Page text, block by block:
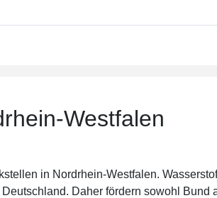
Westfalen
in Nordrhein-Westfalen.
Daher fördern sowohl